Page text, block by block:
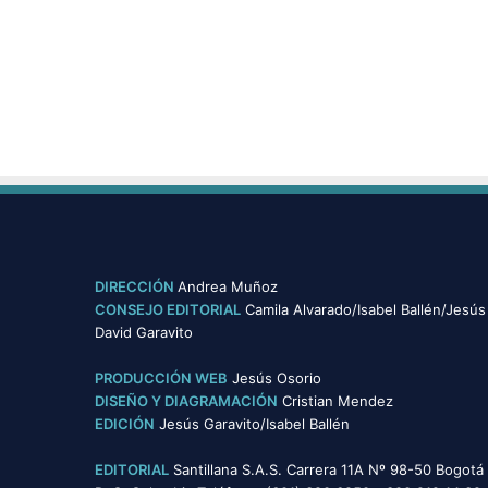
DIRECCIÓN Andrea Muñoz
CONSEJO EDITORIAL Camila Alvarado/Isabel Ballén/Jesús
David Garavito
PRODUCCIÓN WEB Jesús Osorio
DISEÑO Y DIAGRAMACIÓN Cristian Mendez
EDICIÓN Jesús Garavito/Isabel Ballén
EDITORIAL Santillana S.A.S. Carrera 11A Nº 98-50 Bogotá